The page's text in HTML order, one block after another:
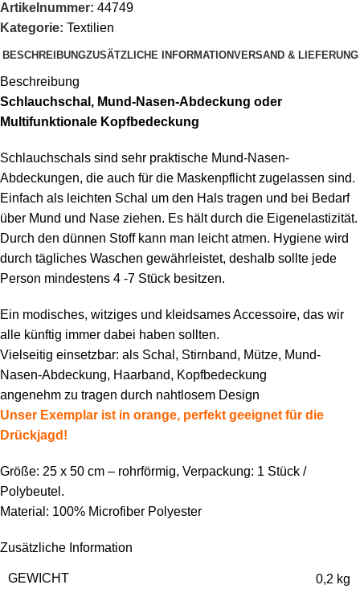
Artikelnummer: 44749
Kategorie: Textilien
BESCHREIBUNGZUSÄTZLICHE INFORMATIONVERSAND & LIEFERUNG
Beschreibung
Schlauchschal, Mund-Nasen-Abdeckung oder
Multifunktionale Kopfbedeckung
Schlauchschals sind sehr praktische Mund-Nasen-
Abdeckungen, die auch für die Maskenpflicht zugelassen sind.
Einfach als leichten Schal um den Hals tragen und bei Bedarf
über Mund und Nase ziehen. Es hält durch die Eigenelastizität.
Durch den dünnen Stoff kann man leicht atmen. Hygiene wird
durch tägliches Waschen gewährleistet, deshalb sollte jede
Person mindestens 4 -7 Stück besitzen.
Ein modisches, witziges und kleidsames Accessoire, das wir
alle künftig immer dabei haben sollten.
Vielseitig einsetzbar: als Schal, Stirnband, Mütze, Mund-
Nasen-Abdeckung, Haarband, Kopfbedeckung
angenehm zu tragen durch nahtlosem Design
Unser Exemplar ist in orange, perfekt geeignet für die
Drückjagd!
Größe: 25 x 50 cm – rohrförmig, Verpackung: 1 Stück /
Polybeutel.
Material: 100% Microfiber Polyester
Zusätzliche Information
GEWICHT 0,2 kg